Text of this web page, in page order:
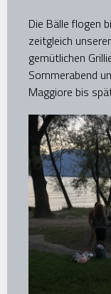
Die Bälle flogen
zeitgleich
gemütlichen
Sommerabend
Maggiore bis